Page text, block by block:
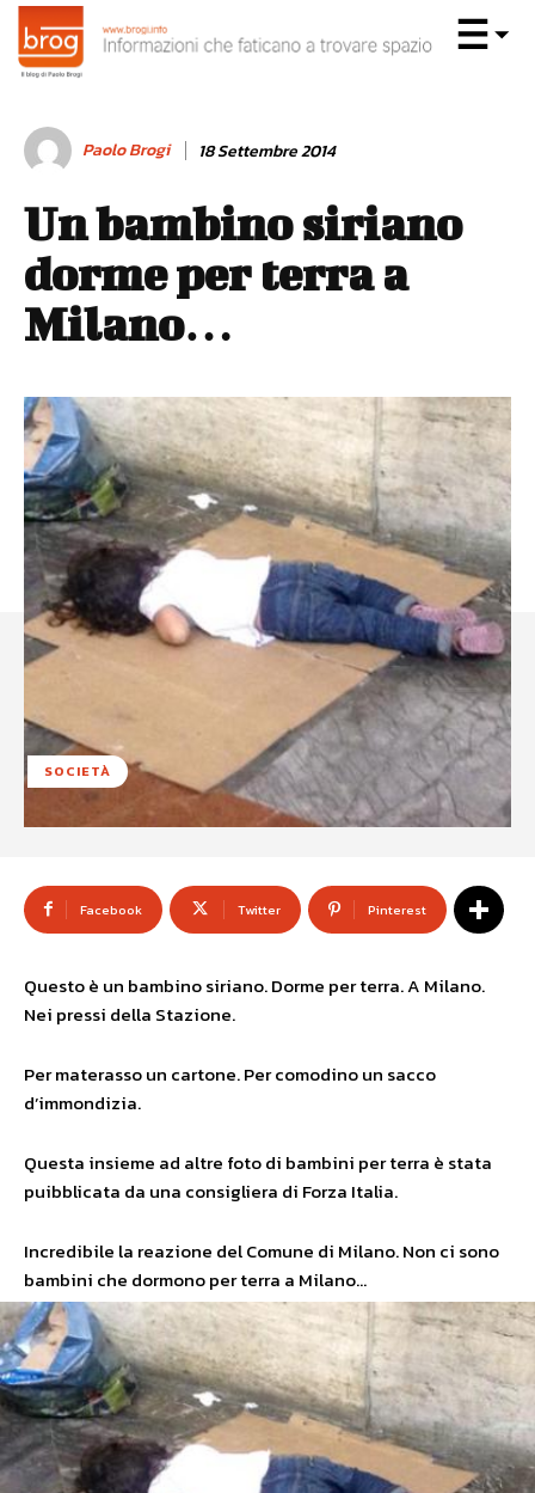
Paolo Brogi 18 Settembre 2014
Un bambino siriano
dorme per terra a
Milano…
SOCIETÀ
Facebook Twitter Pinterest
Questo è un bambino siriano. Dorme per terra. A Milano.
Nei pressi della Stazione.
Per materasso un cartone. Per comodino un sacco
d’immondizia.
Questa insieme ad altre foto di bambini per terra è stata
puibblicata da una consigliera di Forza Italia.
Incredibile la reazione del Comune di Milano. Non ci sono
bambini che dormono per terra a Milano…